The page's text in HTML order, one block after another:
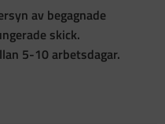
av begagnade
skick.
5-10 arbetsdagar.